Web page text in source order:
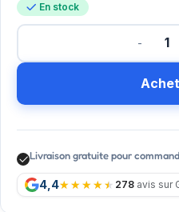
En stock
Livraison gratuite pour
4,4 278 avis sur